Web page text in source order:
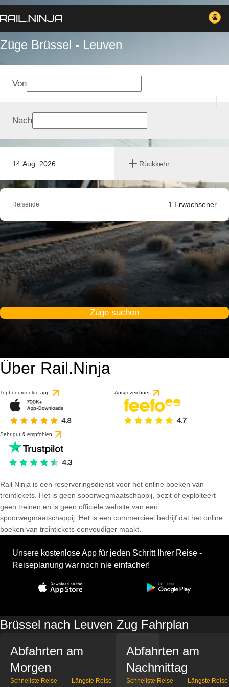
Züge Brüssel - Leuven
14 Aug. 2026 Rückkehr
Von
Nach
Reisende 1 Erwachsener
Züge suchen
Über Rail.Ninja
Topbeoordeelde app Ausgezeichnet
Sehr gut & empfohlen
Rail Ninja is een reserveringsdienst voor het online boeken van
treintickets. Het is geen spoorwegmaatschappij, bezit of exploiteert
geen treinen en is geen officiële website van een
spoorwegmaatschappij. Het is een commercieel bedrijf dat het online
boeken van treintickets eenvoudiger maakt.
Unsere kostenlose App für jeden Schritt Ihrer Reise -
Reiseplanung war noch nie einfacher!
Brüssel nach Leuven Zug Fahrplan
Abfahrten am
Morgen
Schnellste Reise Längste Reise
Abfahrten am
Nachmittag
Schnellste Reise Längste Reise